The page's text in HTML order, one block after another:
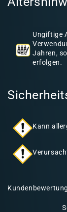
n
Ungiftige
Jahren,
erfolgen.
Kann